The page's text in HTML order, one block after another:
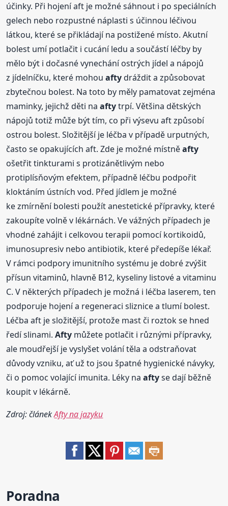
účinky. Při hojení aft je možné sáhnout i po speciálních
gelech nebo rozpustné náplasti s účinnou léčivou
látkou, které se přikládají na postižené místo. Akutní
bolest umí potlačit i cucání ledu a součástí léčby by
mělo být i dočasné vynechání ostrých jídel a nápojů
z jídelníčku, které mohouaftydráždit a způsobovat
zbytečnou bolest. Na toto by měly pamatovat zejména
maminky, jejichž děti naaftytrpí. Většina dětských
nápojů totiž může být tím, co při výsevu aft způsobí
ostrou bolest. Složitější je léčba v případě urputných,
často se opakujících aft. Zde je možné místněafty
ošetřit tinkturami s protizánětlivým nebo
protiplísňovým efektem, případně léčbu podpořit
kloktáním ústních vod. Před jídlem je možné
ke zmírnění bolesti použít anestetické přípravky, které
zakoupíte volně v lékárnách. Ve vážných případech je
vhodné zahájit i celkovou terapii pomocí kortikoidů,
imunosupresiv nebo antibiotik, které předepíše lékař.
V rámci podpory imunitního systému je dobré zvýšit
přísun vitaminů, hlavně B12, kyseliny listové a vitaminu
C. V některých případech je možná i léčba laserem, ten
podporuje hojení a regeneraci sliznice a tlumí bolest.
Léčba aft je složitější, protože mast či roztok se hned
ředí slinami.Afty můžete potlačit i různými přípravky,
ale moudřejší je vyslyšet volání těla a odstraňovat
důvody vzniku, ať už to jsou špatné hygienické návyky,
či o pomoc volající imunita. Léky naaftyse dají běžně
koupit v lékárně.
Zdroj: článekAfty na jazyku
Poradna